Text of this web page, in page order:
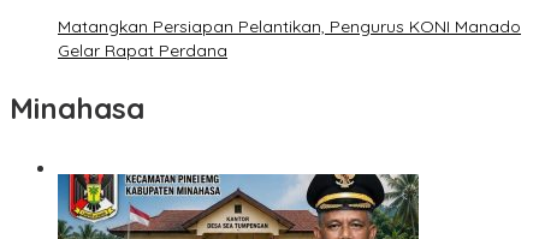
Matangkan Persiapan Pelantikan, Pengurus KONI Manado
Gelar Rapat Perdana
Minahasa